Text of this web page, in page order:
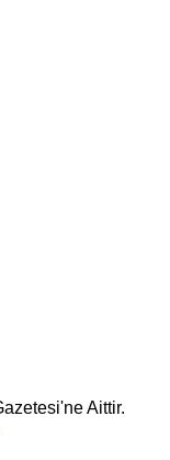
Aittir.